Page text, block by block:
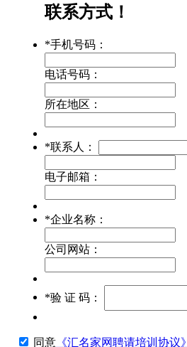
联系方式！
*手机号码：
电话号码：
所在地区：
*联系人：
电子邮箱：
*企业名称：
公司网站：
*验 证 码：
同意 《汇名家网聘请培训协议》